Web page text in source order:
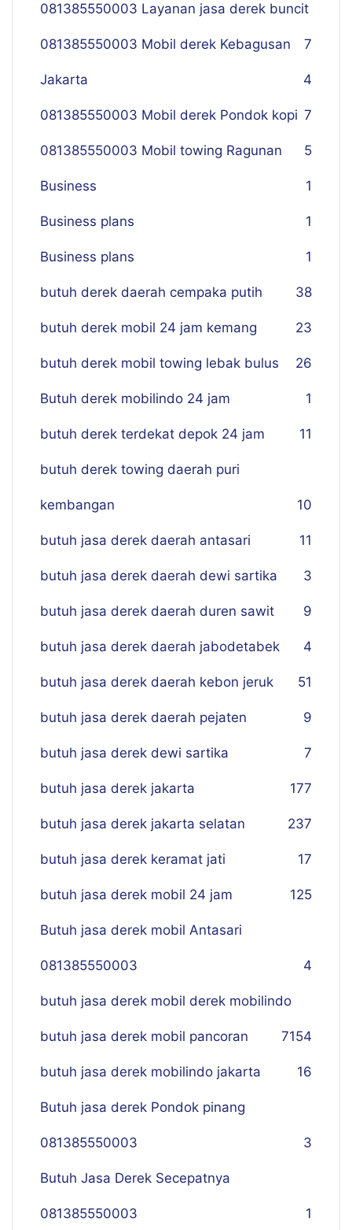
081385550003 Layanan jasa derek buncit
7
081385550003 Mobil derek Kebagusan
Jakarta 4
081385550003 Mobil derek Pondok kopi 7
081385550003 Mobil towing Ragunan 5
Business 1
Business plans 1
Business plans 1
butuh derek daerah cempaka putih 38
butuh derek mobil 24 jam kemang 23
butuh derek mobil towing lebak bulus 26
Butuh derek mobilindo 24 jam 1
butuh derek terdekat depok 24 jam 11
butuh derek towing daerah puri
kembangan 10
butuh jasa derek daerah antasari 11
butuh jasa derek daerah dewi sartika 3
butuh jasa derek daerah duren sawit 9
butuh jasa derek daerah jabodetabek 4
butuh jasa derek daerah kebon jeruk 51
butuh jasa derek daerah pejaten 9
butuh jasa derek dewi sartika 7
butuh jasa derek jakarta 177
butuh jasa derek jakarta selatan 237
butuh jasa derek keramat jati 17
butuh jasa derek mobil 24 jam 125
Butuh jasa derek mobil Antasari
081385550003 4
butuh jasa derek mobil derek mobilindo
154
butuh jasa derek mobil pancoran 7
butuh jasa derek mobilindo jakarta 16
Butuh jasa derek Pondok pinang
081385550003 3
Butuh Jasa Derek Secepatnya
081385550003 1